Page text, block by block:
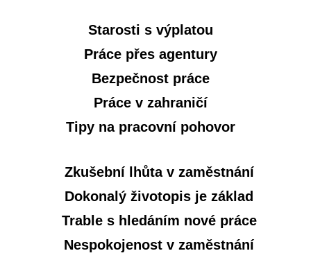
Starosti s výplatou
Práce přes agentury
Bezpečnost práce
Práce v zahraničí
Tipy na pracovní pohovor
Zkušební lhůta v zaměstnání
Dokonalý životopis je základ
Trable s hledáním nové práce
Nespokojenost v zaměstnání